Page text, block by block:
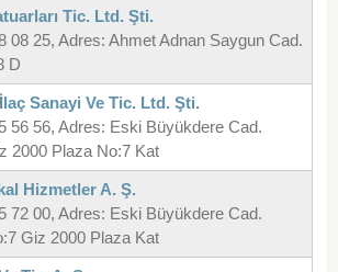
Tic. Ltd. Şti.
08 25, Adres: Ahmet Adnan Saygun Cad.
D
Sanayi Ve Tic. Ltd. Şti.
56 56, Adres: Eski Büyükdere Cad.
2000 Plaza No:7 Kat
Hizmetler A. Ş.
72 00, Adres: Eski Büyükdere Cad.
Giz 2000 Plaza Kat